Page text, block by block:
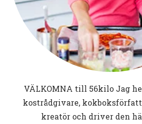
VÄLKOMNA till 56kiloJag
kostrådgivare,
kreatör och driver den